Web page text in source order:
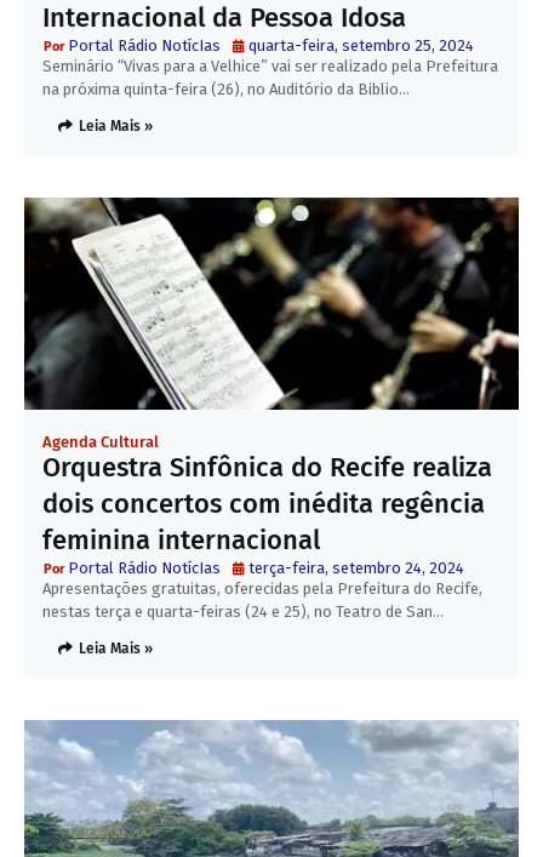
Internacional da Pessoa Idosa
Portal Rádio NotícIas
quarta-feira, setembro 25, 2024
Seminário “Vivas para a Velhice” vai ser realizado pela Prefeitura
na próxima quinta-feira (26), no Auditório da Biblio…
Leia Mais »
Agenda Cultural
Orquestra Sinfônica do Recife realiza
dois concertos com inédita regência
feminina internacional
Portal Rádio NotícIas
terça-feira, setembro 24, 2024
Apresentações gratuitas, oferecidas pela Prefeitura do Recife,
nestas terça e quarta-feiras (24 e 25), no Teatro de San…
Leia Mais »